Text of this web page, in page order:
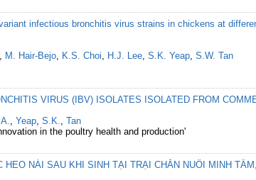
infectious bronchitis virus strains in chickens at
, M. Hair-Bejo, K.S. Choi, H.J. Lee, S.K. Yeap, S.W. Tan
VIRUS (IBV) ISOLATES ISOLATED FROM
, Yeap, S.K., Tan
in the poultry health and production'
NÁI SAU KHI SINH TẠI TRẠI CHĂN NUÔI MINH